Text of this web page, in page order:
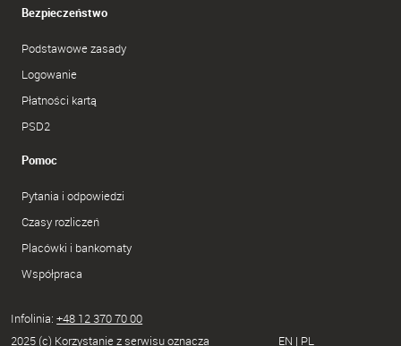
Bezpieczeństwo
Podstawowe zasady
Logowanie
Płatności kartą
PSD2
Pomoc
Pytania i odpowiedzi
Czasy rozliczeń
Placówki i bankomaty
Współpraca
Infolinia:+48 12 370 70 00
2025 (c) Korzystanie z serwisu oznacza
EN | PL